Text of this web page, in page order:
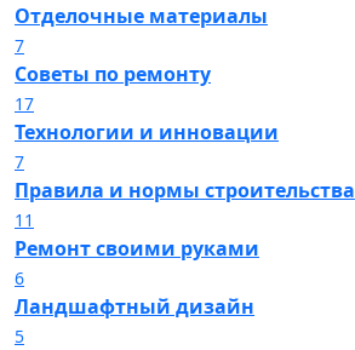
Отделочные материалы
7
Советы по ремонту
17
Технологии и инновации
7
Правила и нормы строительства
11
Ремонт своими руками
6
Ландшафтный дизайн
5